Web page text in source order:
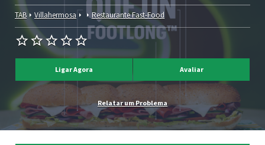
TAB Villahermosa Restaurante Fast-Food
Ligar Agora Avaliar
Relatar um Problema